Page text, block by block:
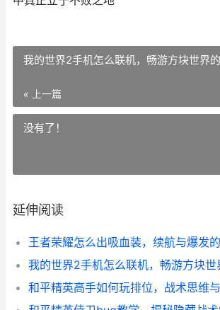
我的世界2手机怎么联机，畅游方块世界
« 上一篇
没有了！
延伸阅读
王者荣耀怎么出吸血装，续航与爆发